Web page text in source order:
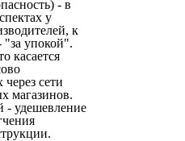
- в
у
к
упокой".
касается
сети
магазинов.
- удешевление